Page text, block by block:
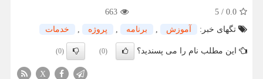
0.0
/
5
663
تگهای خبر:
آموزش , برنامه , پروژه , خدمات
این مطلب نام را می پسندید؟ (0)
(0)
X